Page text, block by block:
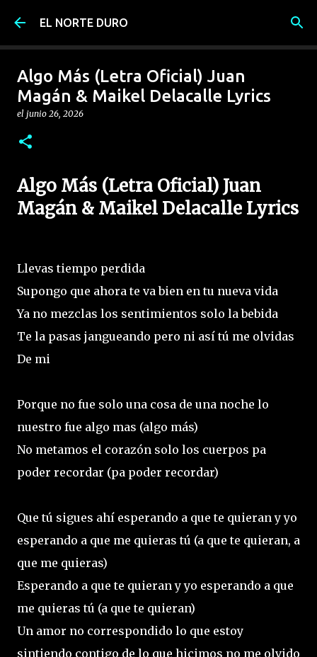
Ir al contenido principal
EL NORTE DURO
Algo Más (Letra Oficial) Juan
Magán & Maikel Delacalle Lyrics
el junio 26, 2026
Algo Más (Letra Oficial) Juan
Magán & Maikel Delacalle Lyrics
Llevas tiempo perdida
Supongo que ahora te va bien en tu nueva vida
Ya no mezclas los sentimientos solo la bebida
Te la pasas jangueando pero ni así tú me olvidas
De mi
Porque no fue solo una cosa de una noche lo
nuestro fue algo mas (algo más)
No metamos el corazón solo los cuerpos pa
poder recordar (pa poder recordar)
Que tú sigues ahí esperando a que te quieran y yo
esperando a que me quieras tú (a que te quieran, a
que me quieras)
Esperando a que te quieran y yo esperando a que
me quieras tú (a que te quieran)
Un amor no correspondido lo que estoy
sintiendo contigo de lo que hicimos no me olvido